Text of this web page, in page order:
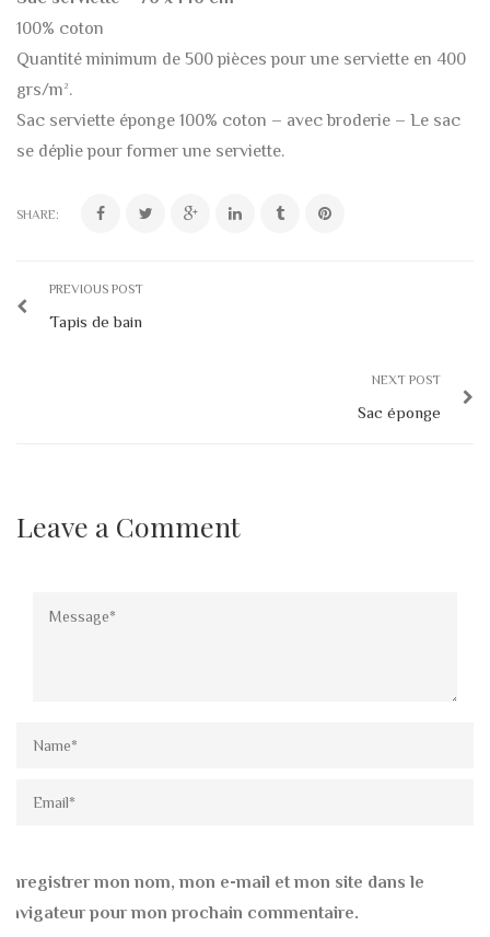
100% coton
Quantité minimum de 500 pièces pour une serviette en 400
grs/m².
Sac serviette éponge 100% coton – avec broderie – Le sac
se déplie pour former une serviette.
SHARE:
PREVIOUS POST
Tapis de bain
NEXT POST
Sac éponge
Leave a Comment
Enregistrer mon nom, mon e-mail et mon site dans le
navigateur pour mon prochain commentaire.